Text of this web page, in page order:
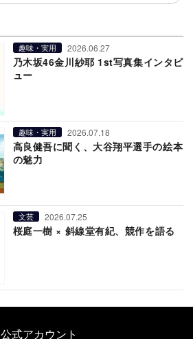
趣味・実用 2026.06.27
乃木坂46金川紗耶 1st写真集インタビ
ュー
趣味・実用 2026.07.18
高良健吾に聞く、大谷翔平選手の絵本
の魅力
文芸 2026.07.25
桜庭一樹 × 斜線堂有紀、競作を語る
公式アカウント